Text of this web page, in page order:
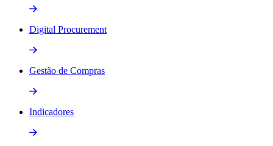
Digital Procurement
Gestão de Compras
Indicadores